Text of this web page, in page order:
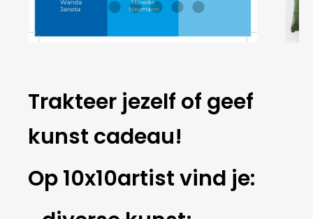
Trakteer jezelf of geef
kunst cadeau!
Op 10x10artist vind je: